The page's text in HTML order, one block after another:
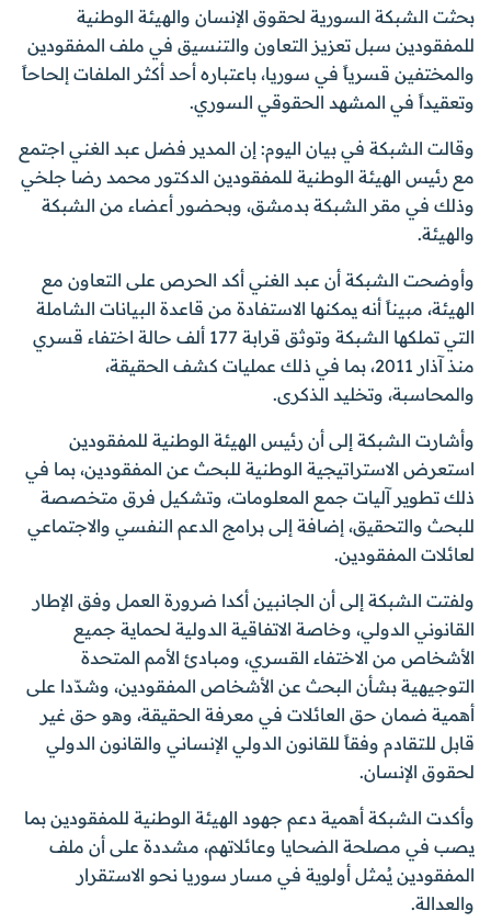
بحثت الشبكة السورية لحقوق الإنسان والهيئة الوطنية
للمفقودين سبل تعزيز التعاون والتنسيق في ملف المفقودين
والمختفين قسرياً في سوريا، باعتباره أحد أكثر الملفات إلحاحاً
وتعقيداً في المشهد الحقوقي السوري.
وقالت الشبكة في بيان اليوم: إن المدير فضل عبد الغني اجتمع
مع رئيس الهيئة الوطنية للمفقودين الدكتور محمد رضا جلخي
وذلك في مقر الشبكة بدمشق، وبحضور أعضاء من الشبكة
والهيئة.
وأوضحت الشبكة أن عبد الغني أكد الحرص على التعاون مع
الهيئة، مبيناً أنه يمكنها الاستفادة من قاعدة البيانات الشاملة
التي تملكها الشبكة وتوثق قرابة 177 ألف حالة اختفاء قسري
منذ آذار 2011، بما في ذلك عمليات كشف الحقيقة،
والمحاسبة، وتخليد الذكرى.
وأشارت الشبكة إلى أن رئيس الهيئة الوطنية للمفقودين
استعرض الاستراتيجية الوطنية للبحث عن المفقودين، بما في
ذلك تطوير آليات جمع المعلومات، وتشكيل فرق متخصصة
للبحث والتحقيق، إضافة إلى برامج الدعم النفسي والاجتماعي
لعائلات المفقودين.
ولفتت الشبكة إلى أن الجانبين أكدا ضرورة العمل وفق الإطار
القانوني الدولي، وخاصة الاتفاقية الدولية لحماية جميع
الأشخاص من الاختفاء القسري، ومبادئ الأمم المتحدة
التوجيهية بشأن البحث عن الأشخاص المفقودين، وشدّدا على
أهمية ضمان حق العائلات في معرفة الحقيقة، وهو حق غير
قابل للتقادم وفقاً للقانون الدولي الإنساني والقانون الدولي
لحقوق الإنسان.
وأكدت الشبكة أهمية دعم جهود الهيئة الوطنية للمفقودين بما
يصب في مصلحة الضحايا وعائلاتهم، مشددة على أن ملف
المفقودين يُمثل أولوية في مسار سوريا نحو الاستقرار
والعدالة.